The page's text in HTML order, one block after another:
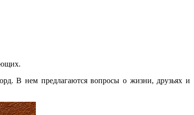
В нем предлагаются вопросы о жизни, друзьях и